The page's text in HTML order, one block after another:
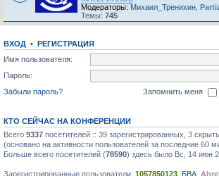
Модераторы: Михаил_Тренихин
Темы: 745
ВХОД • РЕГИСТРАЦИЯ
Имя пользователя:
Пароль:
Забыли пароль?
Запомнить меня
КТО СЕЙЧАС НА КОНФЕРЕНЦИИ
Всего 9337 посетителей :: 39 зарегистрированных, 3
(основано на активности пользователей за последние 60
Больше всего посетителей (78590) здесь было Вс, 14 июн
Зарегистрированные пользователи: 1057850123 БВА